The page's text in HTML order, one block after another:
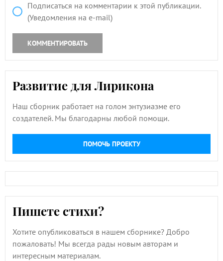
Подписаться на комментарии к этой публикации.
(Уведомления на e-mail)
КОММЕНТИРОВАТЬ
Развитие для Лирикона
Наш сборник работает на голом энтузиазме его
создателей. Мы благодарны любой помощи.
ПОМОЧЬ ПРОЕКТУ
Пишете стихи?
Хотите опубликоваться в нашем сборнике? Добро
пожаловать! Мы всегда рады новым авторам и
интересным материалам.